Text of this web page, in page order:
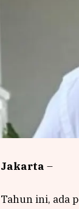
Jakarta –
Tahun ini, ada